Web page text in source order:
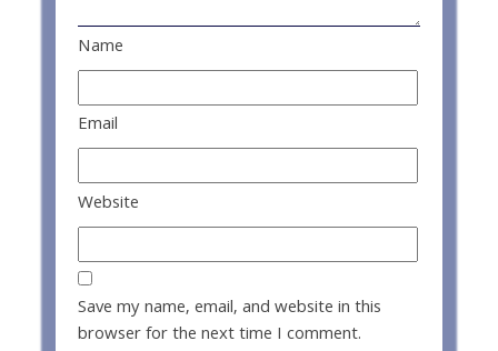
Name
Email
Website
Save my name, email, and website in this
browser for the next time I comment.